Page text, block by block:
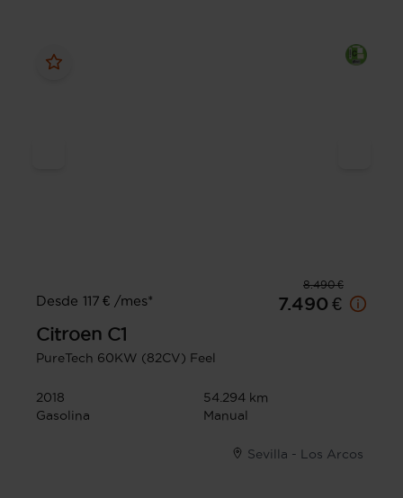
8.490 €
Desde 117 € /mes*
7.490 €
Citroen C1
PureTech 60KW (82CV) Feel
2018
54.294 km
Gasolina
Manual
Sevilla - Los Arcos